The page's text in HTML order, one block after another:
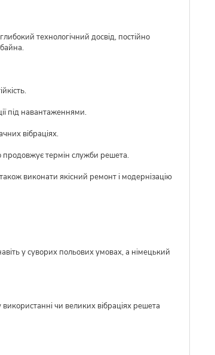
технологічний досвід, постійно
під навантаженнями.
вібраціях.
продовжує термін служби решета.
виконати якісний ремонт і модернізацію
у суворих польових умовах, а німецький
чи великих вібраціях решета